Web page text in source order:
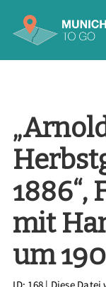
1886“,
mit
um
ID: 168| Diese Datei